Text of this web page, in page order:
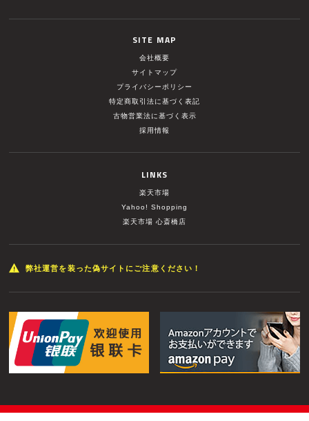
SITE MAP
会社概要
サイトマップ
プライバシーポリシー
特定商取引法に基づく表記
古物営業法に基づく表示
採用情報
LINKS
楽天市場
Yahoo! Shopping
楽天市場 心斎橋店
弊社運営を装った偽サイトにご注意ください！